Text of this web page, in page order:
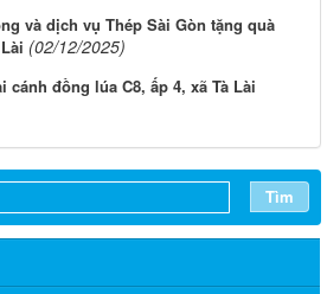
và dịch vụ Thép Sài Gòn tặng quà
(02/12/2025)
cánh đồng lúa C8, ấp 4, xã Tà Lài
Tìm